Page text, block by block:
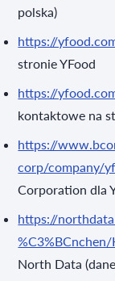
polska)
https://
stronie YFood
https://
kontaktowe na
https://
corp/company/
Corporation dla
https://
North Data